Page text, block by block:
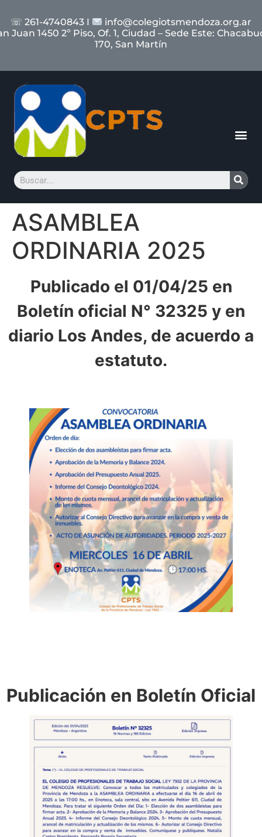
☏ 261-4740843 I
info@colegiotsmendoza.org.ar
Juan 1450 2º Piso, Of. 1, Ciudad – Sede Este:
170, San Martín
ASAMBLEA
ORDINARIA 2025
Publicado el 01/04/25 en
Boletín oficial N° 32325 y en
diario Los Andes, de acuerdo a
estatuto.
Publicación en Boletín Oficial